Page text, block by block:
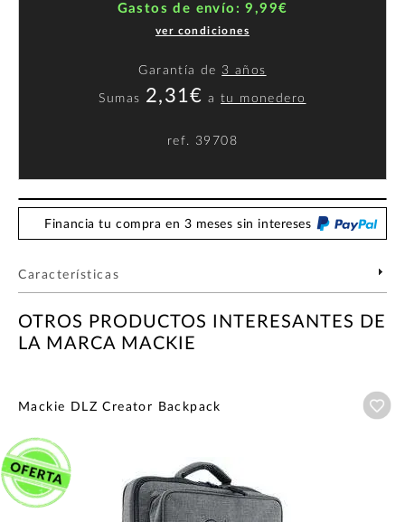
Gastos de envío: 9,99€
ver condiciones
Garantía de 3 años
Sumas 2,31€ atu monedero
ref. 39708
Financia tu compra en 3 meses sin intereses
Características
OTROS PRODUCTOS INTERESANTES DE
LA MARCA MACKIE
Mackie DLZ Creator Backpack